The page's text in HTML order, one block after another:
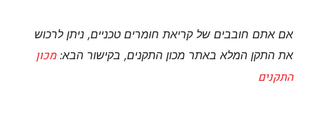
אם אתם חובבים של קריאת חומרים טכניים, ניתן לרכוש
את התקן המלא באתר מכון התקנים, בקישור הבא:מכון
התקנים